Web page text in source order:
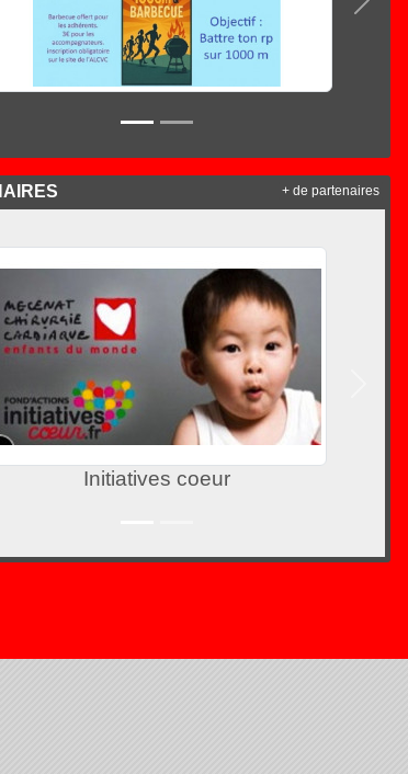
Initiatives coeur
+ de partenaires